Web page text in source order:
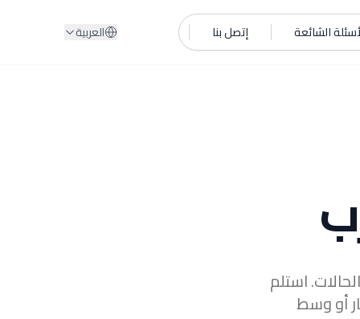
الشائعة إتصل بنا العربية
الحالات. استلم
أو وسط